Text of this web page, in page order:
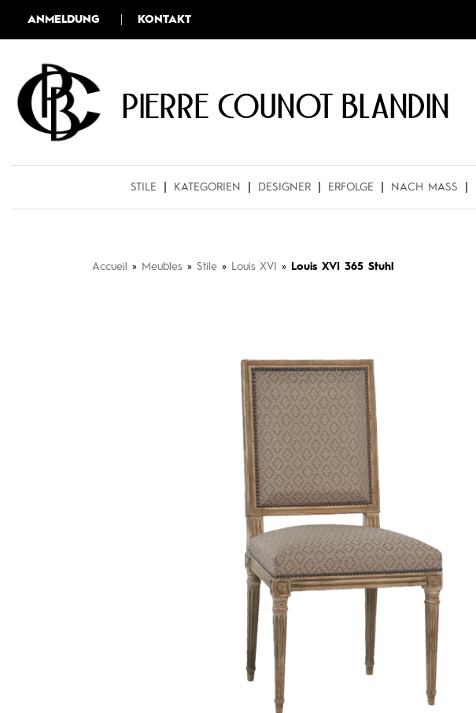
ANMELDUNG KONTAKT
Pierre COUNOT BLANDIN
STILE KATEGORIEN DESIGNER ERFOLGE NACH MASS
Accueil » Meubles » Stile » Louis XVI » Louis XVI 365 Stuhl